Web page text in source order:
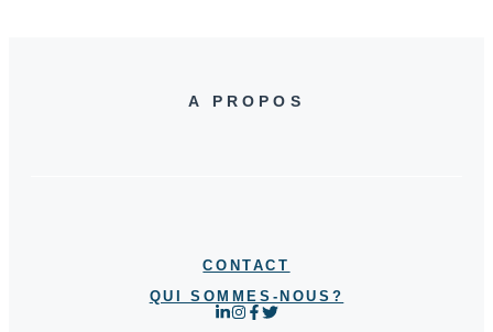
A PROPOS
CONTACT
QUI SOMMES-NOUS?